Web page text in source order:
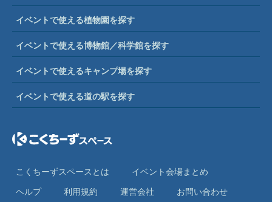
イベントで使える植物園を探す
イベントで使える博物館／科学館を探す
イベントで使えるキャンプ場を探す
イベントで使える道の駅を探す
こくちーずスペースとは
イベント会場まとめ
ヘルプ
利⽤規約 運営会社 お問い合わせ